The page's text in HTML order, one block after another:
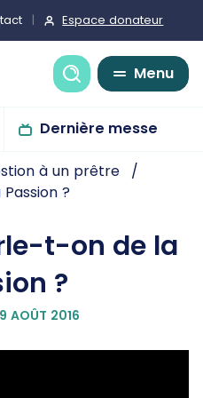
Espace donateur
Recherche
Menu
Dernière messe
à un prêtre
?
t-on de la
?
AOÛT 2016